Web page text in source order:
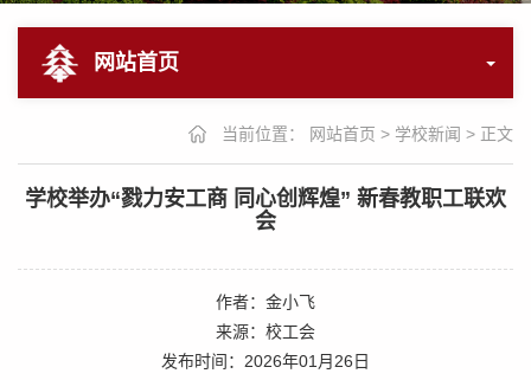
网站首页
当前位置： 网站首页 > 学校新闻 > 正文
学校举办“戮力安工商 同心创辉煌” 新春教职工联欢
会
作者：金小飞
来源：校工会
发布时间：2026年01月26日